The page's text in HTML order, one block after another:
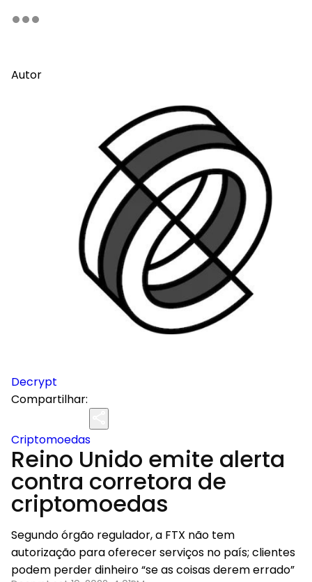
Autor
Decrypt
Compartilhar:
Criptomoedas
Reino Unido emite alerta
contra corretora de
criptomoedas
Segundo órgão regulador, a FTX não tem
autorização para oferecer serviços no país; clientes
podem perder dinheiro “se as coisas derem errado”